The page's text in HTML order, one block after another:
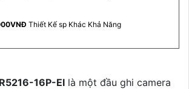
Thiết Kế sp Khác Khả Năng
16P-EI là một đầu ghi camera